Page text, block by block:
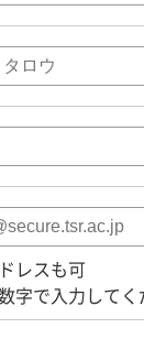
レスも可
字で入力してく